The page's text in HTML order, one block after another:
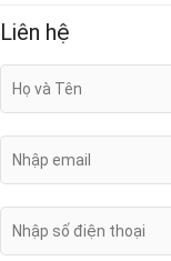
Liên hệ